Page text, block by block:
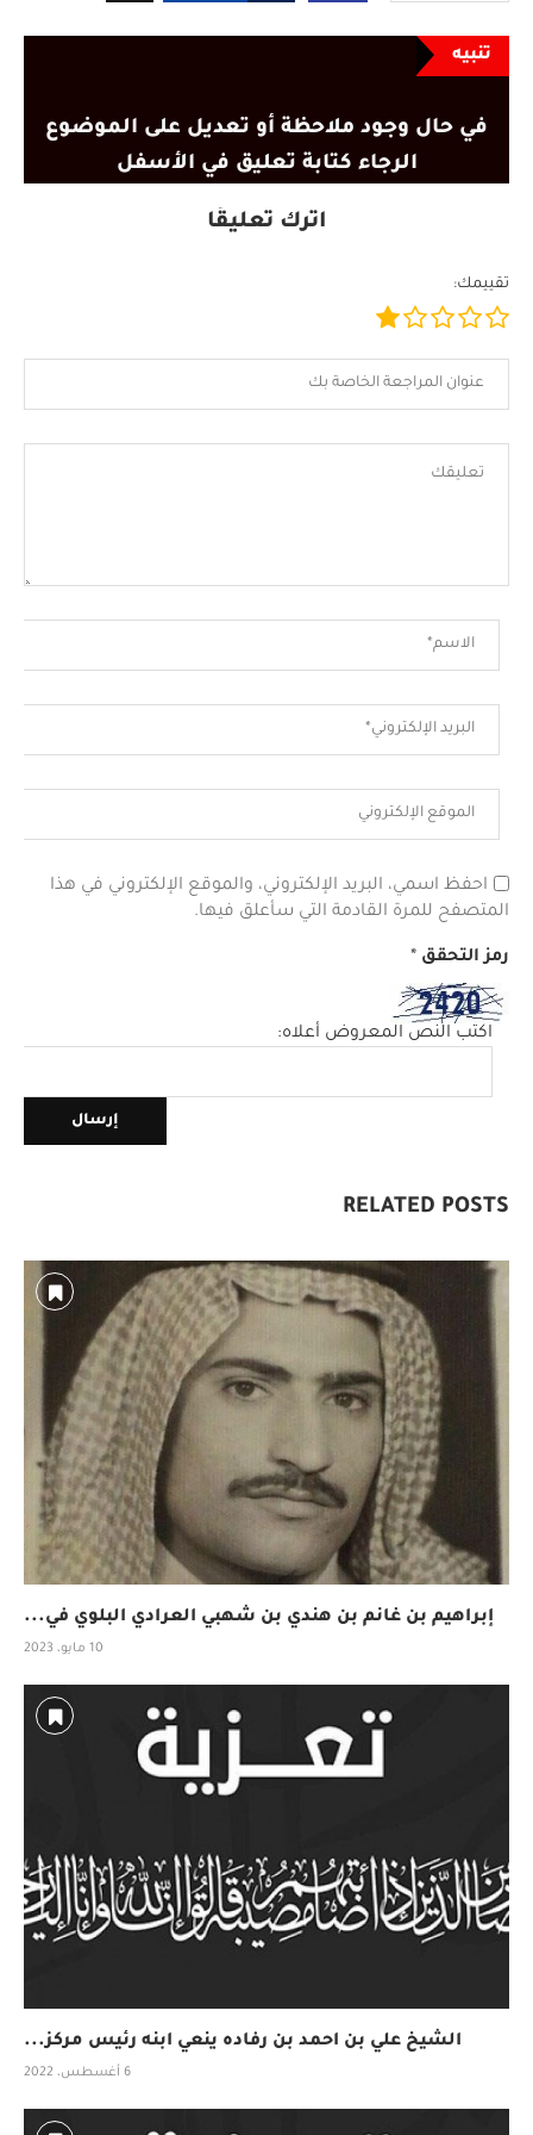
تنبيه
في حال وجود ملاحظة أو تعديل على الموضوع
الرجاء كتابة تعليق في الأسفل
اترك تعليقًا
تقييمك:
احفظ اسمي، البريد الإلكتروني، والموقع الإلكتروني في هذا
المتصفح للمرة القادمة التي سأعلق فيها.
رمز التحقق *
اكتب النص المعروض أعلاه:
RELATED POSTS
إبراهيم بن غانم بن هندي بن شهبي العرادي البلوي في...
10 مايو، 2023
الشيخ علي بن احمد بن رفاده ينعي ابنه رئيس مركز...
6 أغسطس، 2022